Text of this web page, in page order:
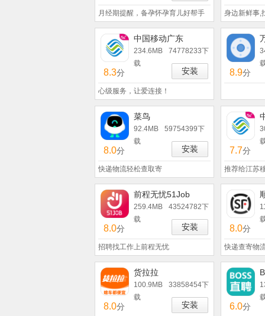
月经期提醒，备孕怀孕育儿好帮手 身边新鲜事,
中国移动广东
234.6MB
74778233下
载
8.3分 安装
心级服务，让爱连接！
8.9分
菜鸟
92.4MB
59754399下
载
8.0分 安装
快递物流轻松查取寄
7.7分
推荐给江苏
前程无忧51Job
259.4MB
43524782下
载
8.0分 安装
招聘找工作上前程无忧
8.0分
快递查寄物
货拉拉
100.9MB
33858454下
载
8.0分 安装 6.0分